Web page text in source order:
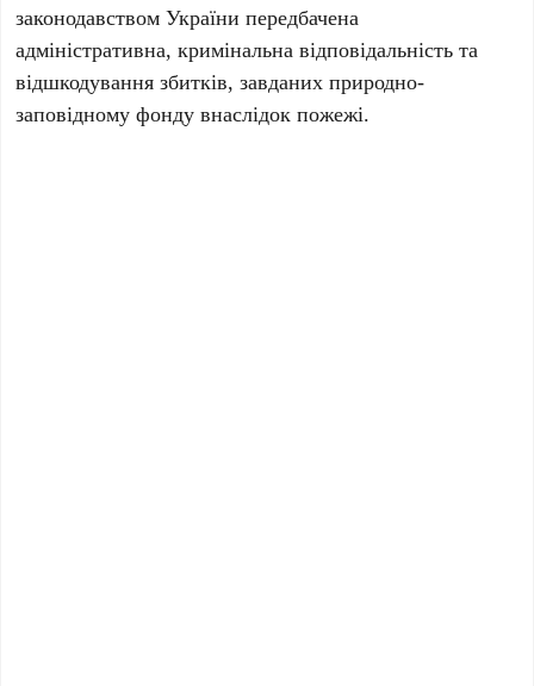
законодавством України передбачена
адміністративна, кримінальна відповідальність та
відшкодування збитків, завданих природно-
заповідному фонду внаслідок пожежі.